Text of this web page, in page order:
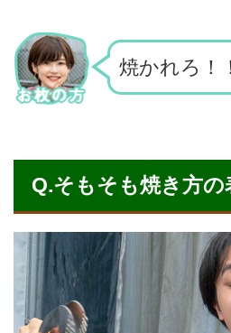
焼かれろ！
Q.そもそも焼き方の